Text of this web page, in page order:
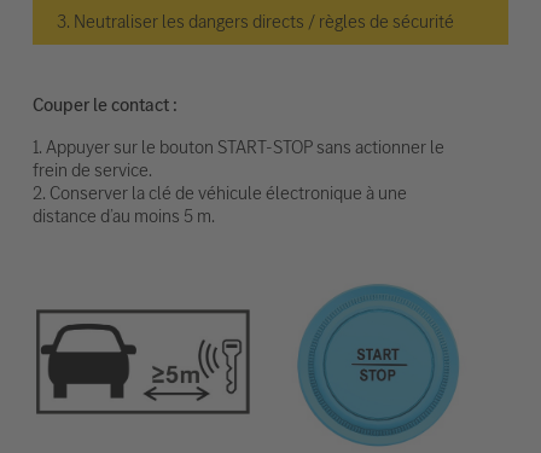
3. Neutraliser les dangers directs / règles de sécurité
Couper le contact :
1. Appuyer sur le bouton START-STOP sans actionner le
frein de service.
2. Conserver la clé de véhicule électronique à une
distance d’au moins 5 m.